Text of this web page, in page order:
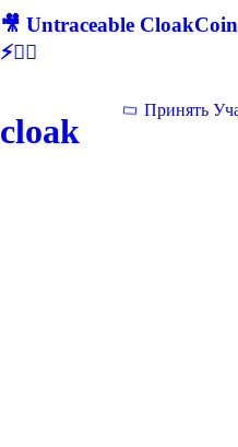
🎥 Untraceable
⚡🕵‍♂
cloak
Принять